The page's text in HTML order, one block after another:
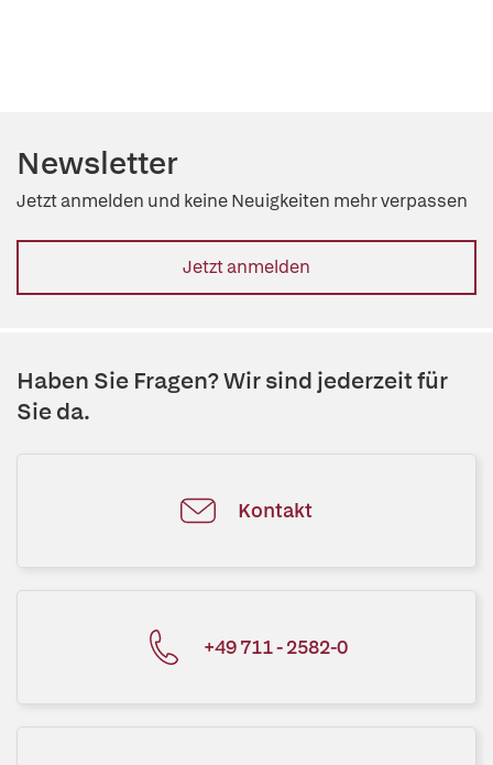
Newsletter
Jetzt anmelden und keine Neuigkeiten mehr verpassen
Jetzt anmelden
Haben Sie Fragen? Wir sind jederzeit für
Sie da.
Kontakt
+49 711 - 2582-0